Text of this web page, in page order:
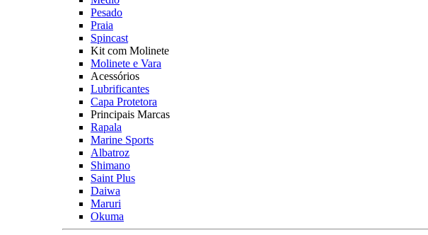
Pesado
Praia
Spincast
Kit com Molinete
Molinete e Vara
Acessórios
Lubrificantes
Capa Protetora
Principais Marcas
Rapala
Marine Sports
Albatroz
Shimano
Saint Plus
Daiwa
Maruri
Okuma